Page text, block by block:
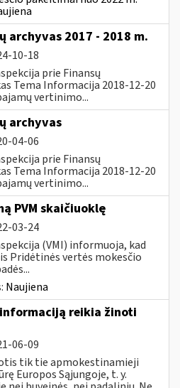
archyvas 2017 - 2018 m.
10-18
prie Finansų
Tema Informacija 2018-12-20
vertinimo...
archyvas
04-06
prie Finansų
Tema Informacija 2018-12-20
vertinimo...
PVM skaičiuoklę
03-24
(VMI) informuoja, kad
Pridėtinės vertės mokesčio
Naujiena
reikia žinoti
06-09
tik tie apmokestinamieji
Europos Sąjungoje, t. y.